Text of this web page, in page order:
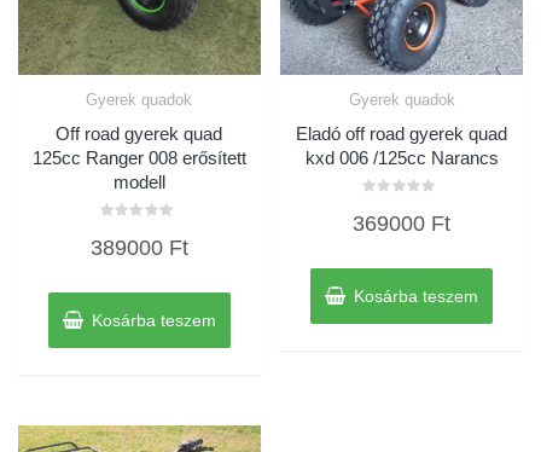
Gyerek quadok
Off road gyerek quad
125cc Ranger 008 erősített
modell
0
389000 Ft
Kosárba teszem
Gyerek quadok
Eladó off road gyerek quad
kxd 006 /125cc Narancs
0
369000 Ft
Kosárba teszem